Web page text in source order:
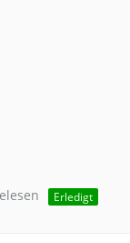
Erledigt